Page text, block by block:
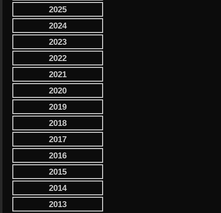
2025
2024
2023
2022
2021
2020
2019
2018
2017
2016
2015
2014
2013